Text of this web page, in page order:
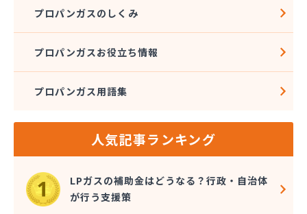
熊本石油株式会社 Dr・Drive 清水エコ・ステー
熊本石油株式会社 春日オートガス・スタンド
熊本石油株式会社 阿蘇充填所
熊本石油株式会社 宇土充填所
熊本石油株式会社 人吉充填・油槽所
熊本石油株式会社 人吉充填・油槽所
熊本石油株式会社 八代ガスセンター
光永プロパン店
幸輝住設株式会社
広瀬プロパン
プロパンガスのしくみ
プロパンガスお役立ち情報
プロパンガス用語集
人気記事ランキング
LPガスの補助金はどうなる？行政・自治体
が行う支援策